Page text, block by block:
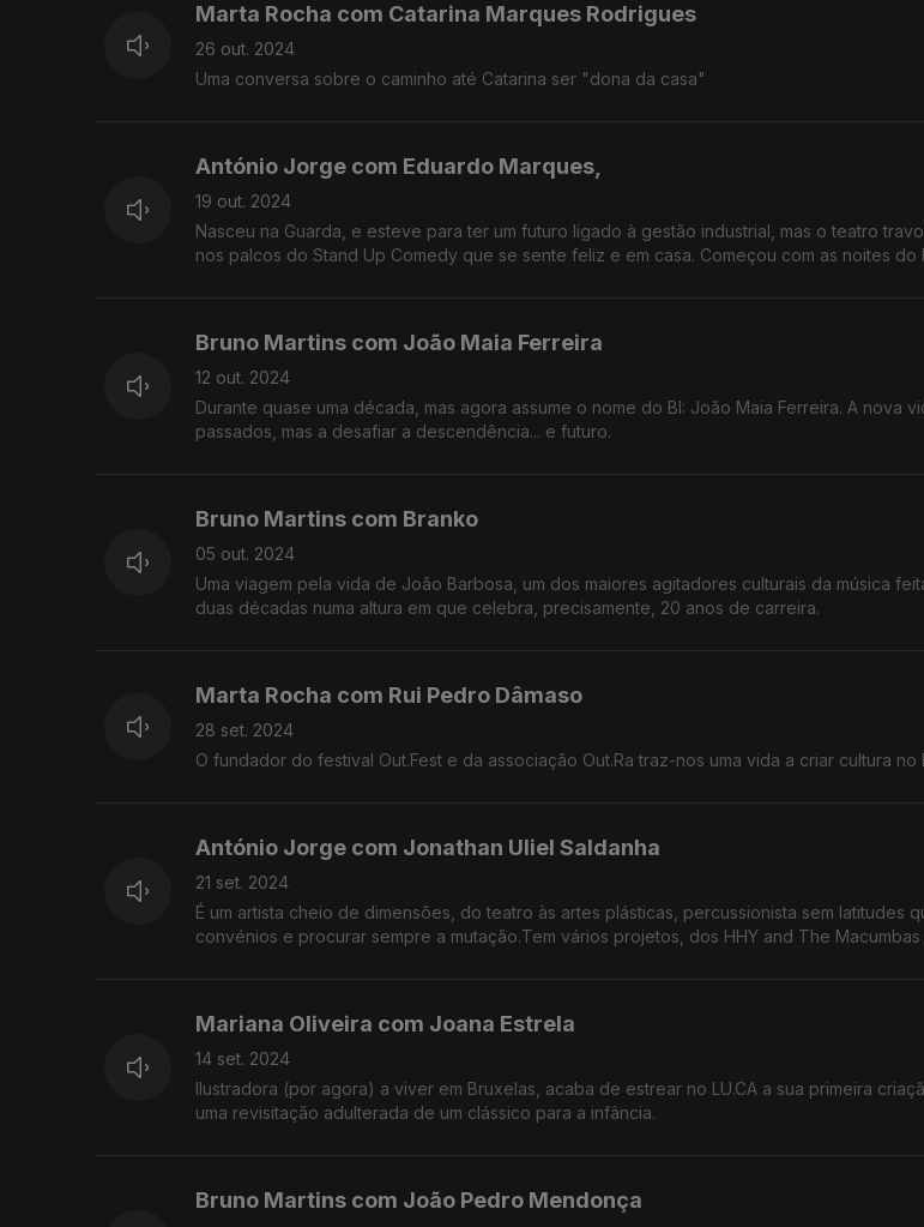
Marta Rocha com Catarina Marques Rodrigues
26 out. 2024
Uma conversa sobre o caminho até Catarina ser "dona da casa"
António Jorge com Eduardo Marques,
19 out. 2024
Nasceu na Guarda, e esteve para ter um futuro ligado à gestão industrial, mas o teatro
nos palcos do Stand Up Comedy que se sente feliz e em casa. Começou com as noites
Bruno Martins com João Maia Ferreira
12 out. 2024
Durante quase uma década, mas agora assume o nome do BI: João Maia Ferreira. A nova
passados, mas a desafiar a descendência... e futuro.
Bruno Martins com Branko
05 out. 2024
Uma viagem pela vida de João Barbosa, um dos maiores agitadores culturais da música
duas décadas numa altura em que celebra, precisamente, 20 anos de carreira.
Marta Rocha com Rui Pedro Dâmaso
28 set. 2024
O fundador do festival Out.Fest e da associação Out.Ra traz-nos uma vida a criar cultura no
António Jorge com Jonathan Uliel Saldanha
21 set. 2024
É um artista cheio de dimensões, do teatro às artes plásticas, percussionista sem latitudes
convénios e procurar sempre a mutação.Tem vários projetos, dos HHY and The
Mariana Oliveira com Joana Estrela
14 set. 2024
Ilustradora (por agora) a viver em Bruxelas, acaba de estrear no LU.CA a sua primeira
uma revisitação adulterada de um clássico para a infância.
Bruno Martins com João Pedro Mendonça